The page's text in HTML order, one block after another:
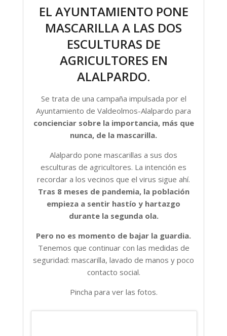
EL AYUNTAMIENTO PONE
MASCARILLA A LAS DOS
ESCULTURAS DE
AGRICULTORES EN
ALALPARDO.
Se trata de una campaña impulsada por el
Ayuntamiento de Valdeolmos-Alalpardo para
concienciar sobre la importancia, más que
nunca, de la mascarilla.
Alalpardo pone mascarillas a sus dos
esculturas de agricultores. La intención es
recordar a los vecinos que el virus sigue ahí.
Tras 8 meses de pandemia, la población
empieza a sentir hastío y hartazgo
durante la segunda ola.
Pero no es momento de bajar la guardia.
Tenemos que continuar con las medidas de
seguridad: mascarilla, lavado de manos y poco
contacto social.
Pincha para ver las fotos.